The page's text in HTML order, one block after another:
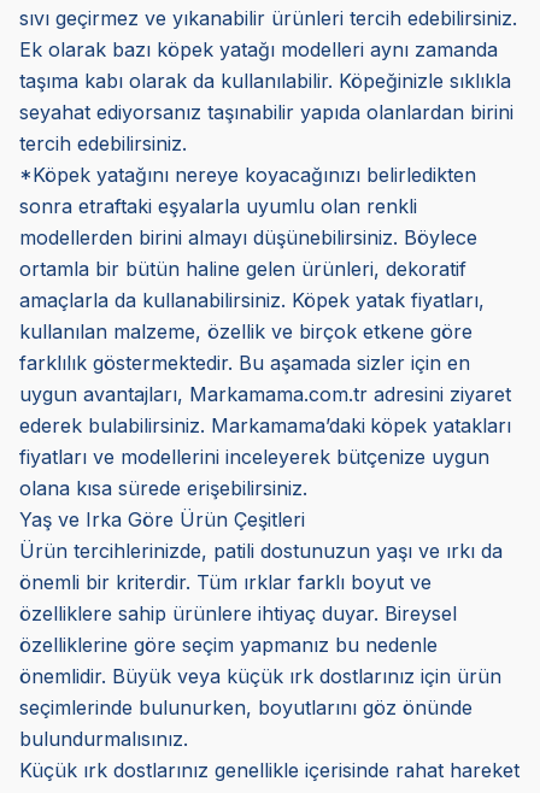
sıvı geçirmez ve yıkanabilir ürünleri tercih edebilirsiniz.
Ek olarak bazı köpek yatağı modelleri aynı zamanda
taşıma kabı olarak da kullanılabilir. Köpeğinizle sıklıkla
seyahat ediyorsanız taşınabilir yapıda olanlardan birini
tercih edebilirsiniz.
*Köpek yatağını nereye koyacağınızı belirledikten
sonra etraftaki eşyalarla uyumlu olan renkli
modellerden birini almayı düşünebilirsiniz. Böylece
ortamla bir bütün haline gelen ürünleri, dekoratif
amaçlarla da kullanabilirsiniz. Köpek yatak fiyatları,
kullanılan malzeme, özellik ve birçok etkene göre
farklılık göstermektedir. Bu aşamada sizler için en
uygun avantajları, Markamama.com.tr adresini ziyaret
ederek bulabilirsiniz. Markamama’daki köpek yatakları
fiyatları ve modellerini inceleyerek bütçenize uygun
olana kısa sürede erişebilirsiniz.
Yaş ve Irka Göre Ürün Çeşitleri
Ürün tercihlerinizde, patili dostunuzun yaşı ve ırkı da
önemli bir kriterdir. Tüm ırklar farklı boyut ve
özelliklere sahip ürünlere ihtiyaç duyar. Bireysel
özelliklerine göre seçim yapmanız bu nedenle
önemlidir. Büyük veya küçük ırk dostlarınız için ürün
seçimlerinde bulunurken, boyutlarını göz önünde
bulundurmalısınız.
Küçük ırk dostlarınız genellikle içerisinde rahat hareket